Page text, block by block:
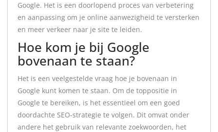
Google. Het is een doorlopend proces van verbetering
en aanpassing om je online aanwezigheid te versterken
en meer verkeer naar je site te leiden.
Hoe kom je bij Google
bovenaan te staan?
Het is een veelgestelde vraag hoe je bovenaan in
Google kunt komen te staan. Om de toppositie in
Google te bereiken, is het essentieel om een goed
doordachte SEO-strategie te volgen. Dit omvat onder
andere het gebruik van relevante zoekwoorden, het